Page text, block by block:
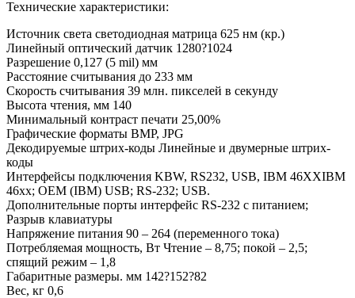
Технические характеристики:
Источник света светодиодная матрица 625 нм (кр.)
Линейный оптический датчик 1280?1024
Разрешение 0,127 (5 mil) мм
Расстояние считывания до 233 мм
Скорость считывания 39 млн. пикселей в секунду
Высота чтения, мм 140
Минимальный контраст печати 25,00%
Графические форматы BMP, JPG
Декодируемые штрих-коды Линейные и двумерные штрих-
коды
Интерфейсы подключения KBW, RS232, USB, IBM 46XXIBM
46xx; OEM (IBM) USB; RS-232; USB.
Дополнительные порты интерфейс RS-232 с питанием;
Разрыв клавиатуры
Напряжение питания 90 – 264 (переменного тока)
Потребляемая мощность, Вт Чтение – 8,75; покой – 2,5;
спящий режим – 1,8
Габаритные размеры. мм 142?152?82
Вес, кг 0,6